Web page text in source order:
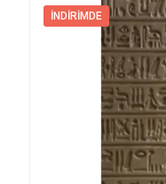
İNDIRIMDE